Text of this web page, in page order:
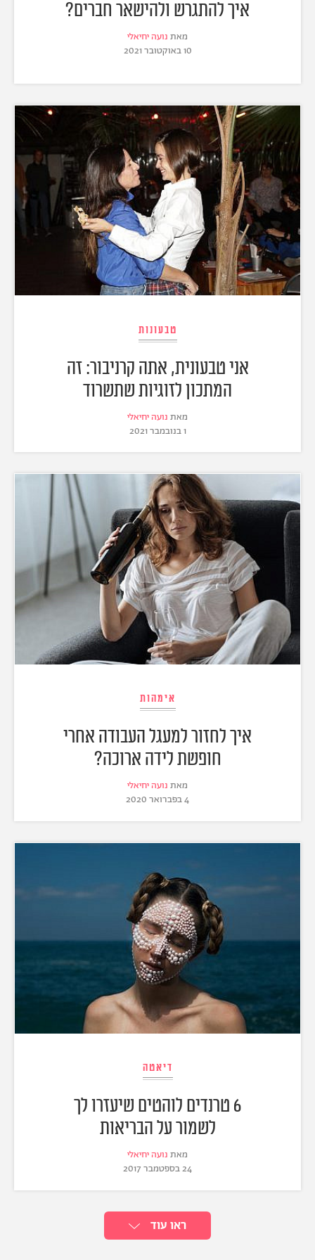
איך להתגרש ולהישאר חברים?
מאת נועה יחיאלי
10 באוקטובר 2021
טבעונות
אני טבעונית, אתה קרניבור: זה
המתכון לזוגיות שתשרוד
מאת נועה יחיאלי
1 בנובמבר 2021
אימהות
איך לחזור למעגל העבודה אחרי
חופשת לידה ארוכה?
מאת נועה יחיאלי
4 בפברואר 2020
דיאטה
6 טרנדים לוהטים שיעזרו לך
לשמור על הבריאות
מאת נועה יחיאלי
24 בספטמבר 2017
ראו עוד